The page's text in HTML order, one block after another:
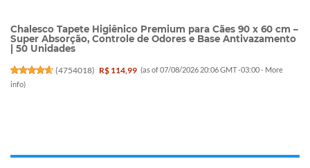
Chalesco Tapete Higiênico Premium para Cães 90 x 60 cm –
Super Absorção, Controle de Odores e Base Antivazamento
| 50 Unidades
(4754018) R$ 114,99 (as of 07/08/2026 20:06 GMT -03:00 - More
info)